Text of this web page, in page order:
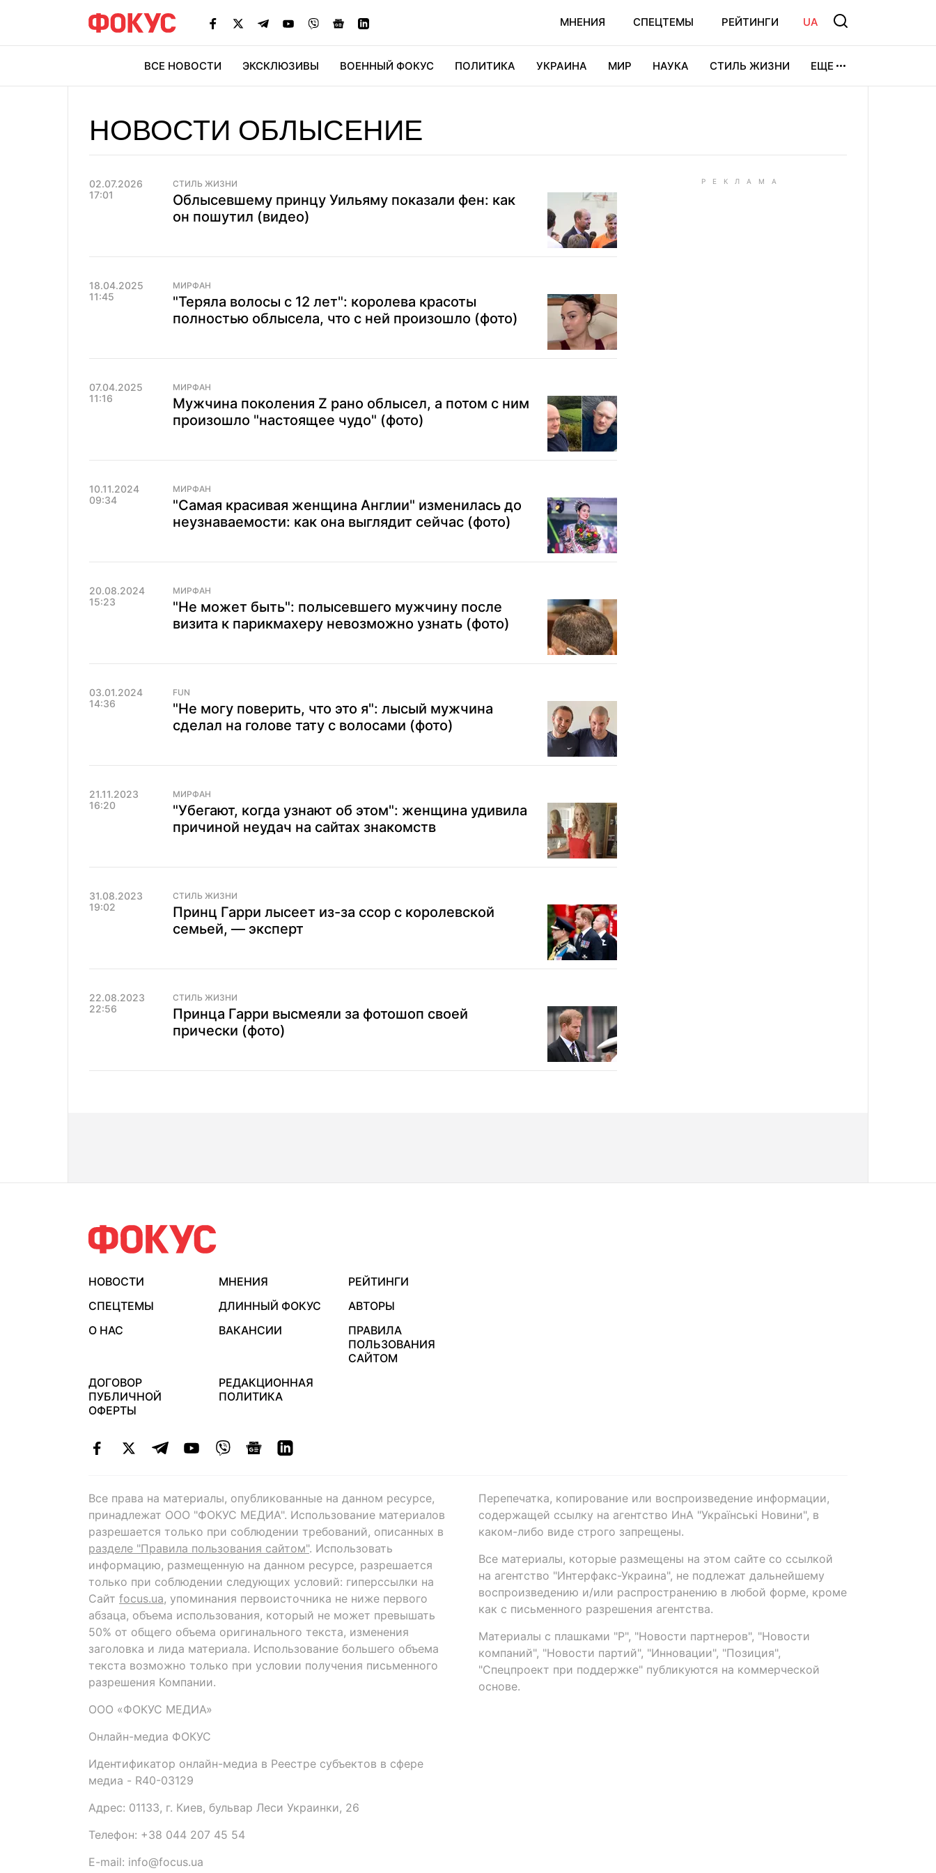
МНЕНИЯ СПЕЦТЕМЫ РЕЙТИНГИ UA
ВСЕ НОВОСТИ ЭКСКЛЮЗИВЫ ВОЕННЫЙ ФОКУС ПОЛИТИКА УКРАИНА МИР НАУКА СТИЛЬ ЖИЗНИ ЕЩЕ
НОВОСТИ ОБЛЫСЕНИЕ
02.07.2026
17:01
СТИЛЬ ЖИЗНИ
Облысевшему принцу Уильяму показали фен: как
он пошутил (видео)
18.04.2025
11:45
МИРФАН
"Теряла волосы с 12 лет": королева красоты
полностью облысела, что с ней произошло (фото)
07.04.2025
11:16
МИРФАН
Мужчина поколения Z рано облысел, а потом с ним
произошло "настоящее чудо" (фото)
10.11.2024
09:34
МИРФАН
"Самая красивая женщина Англии" изменилась до
неузнаваемости: как она выглядит сейчас (фото)
20.08.2024
15:23
МИРФАН
"Не может быть": полысевшего мужчину после
визита к парикмахеру невозможно узнать (фото)
03.01.2024
14:36
FUN
"Не могу поверить, что это я": лысый мужчина
сделал на голове тату с волосами (фото)
21.11.2023
16:20
МИРФАН
"Убегают, когда узнают об этом": женщина удивила
причиной неудач на сайтах знакомств
31.08.2023
19:02
СТИЛЬ ЖИЗНИ
Принц Гарри лысеет из-за ссор с королевской
семьей, — эксперт
22.08.2023
22:56
СТИЛЬ ЖИЗНИ
Принца Гарри высмеяли за фотошоп своей
прически (фото)
НОВОСТИ МНЕНИЯ
РЕЙТИНГИ
СПЕЦТЕМЫ
ДЛИННЫЙ ФОКУС
АВТОРЫ
О НАС
ВАКАНСИИ
ПРАВИЛА
ПОЛЬЗОВАНИЯ
САЙТОМ
ДОГОВОР
ПУБЛИЧНОЙ
ОФЕРТЫ
РЕДАКЦИОННАЯ
ПОЛИТИКА
Все права на материалы, опубликованные на данном ресурсе,
принадлежат ООО "ФОКУС МЕДИА". Использование материалов
разрешается только при соблюдении требований, описанных в
разделе "Правила пользования сайтом". Использовать
информацию, размещенную на данном ресурсе, разрешается
только при соблюдении следующих условий: гиперссылки на
Сайт focus.ua, упоминания первоисточника не ниже первого
абзаца, объема использования, который не может превышать
50% от общего объема оригинального текста, изменения
заголовка и лида материала. Использование большего объема
текста возможно только при условии получения письменного
разрешения Компании.
ООО «ФОКУС МЕДИА»
Онлайн-медиа ФОКУС
Идентификатор онлайн-медиа в Реестре субъектов в сфере
медиа - R40-03129
Адрес: 01133, г. Киев, бульвар Леси Украинки, 26
Телефон: +38 044 207 45 54
E-mail: info@focus.ua
Перепечатка, копирование или воспроизведение информации,
содержащей ссылку на агентство ИнА "Українські Новини", в
каком-либо виде строго запрещены.
Все материалы, которые размещены на этом сайте со ссылкой
на агентство "Интерфакс-Украина", не подлежат дальнейшему
воспроизведению и/или распространению в любой форме, кроме
как с письменного разрешения агентства.
Материалы с плашками "Р", "Новости партнеров", "Новости
компаний", "Новости партий", "Инновации", "Позиция",
"Спецпроект при поддержке" публикуются на коммерческой
основе.